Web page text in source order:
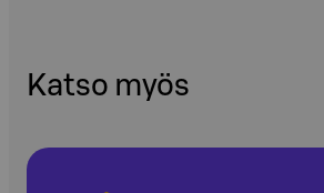
Katso myös